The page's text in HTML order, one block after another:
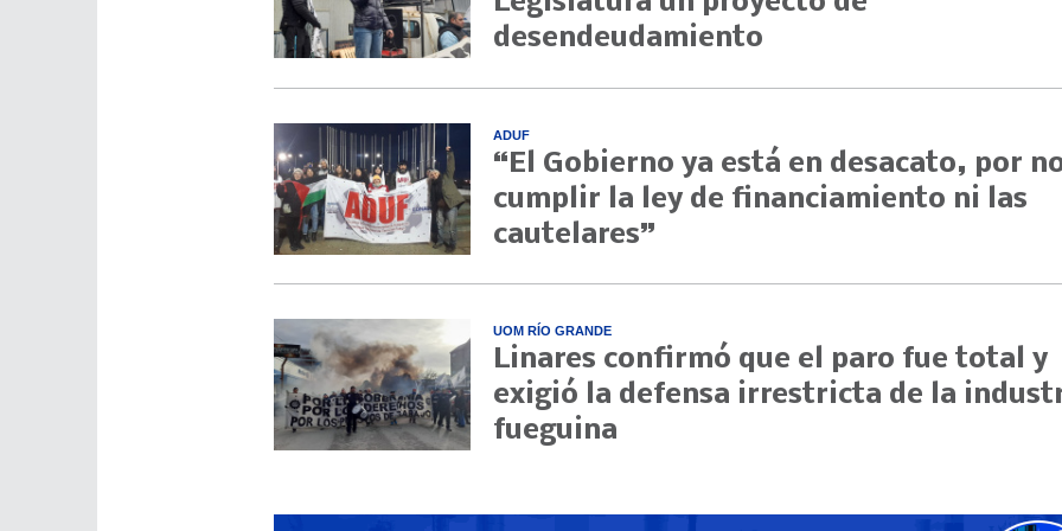
desendeudamiento
ADUF
“El Gobierno ya está en desacato, por
cumplir la ley de financiamiento ni las
cautelares”
UOM RÍO GRANDE
Linares confirmó que el paro fue total y
exigió la defensa irrestricta de la
fueguina